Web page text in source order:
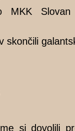
MKK
skončili
si dovolili